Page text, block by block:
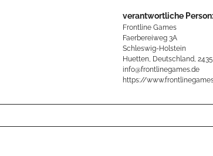
verantwortliche Person:
Frontline Games
Faerbereiweg 3A
Schleswig-Holstein
Huetten, Deutschland,
info@frontlinegames.de
https://